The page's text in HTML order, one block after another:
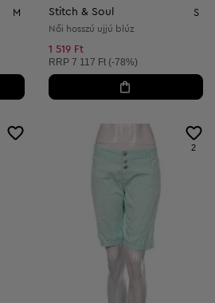
M Stitch & Soul S
Női hosszú ujjú blúz
1 519 Ft
Ajánlott ár:
RRP 7 117 Ft (-78%)
2